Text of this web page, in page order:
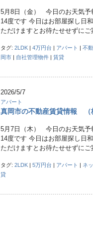
5月8日（金） 今日のお天気予
14度です 今日はお部屋探し日
ただけますとお待たせせずに
タグ:2LDK |4万円台 | アパート |不
岡市 | 自社管理物件 |賃貸
2026/5/7
アパート
真岡市の不動産賃貸情報 （
5月7日（木） 今日のお天気予
14度です 今日はお部屋探し日
ただけますとお待たせせずに
タグ:2LDK |5万円台 | アパート | ネ
貸